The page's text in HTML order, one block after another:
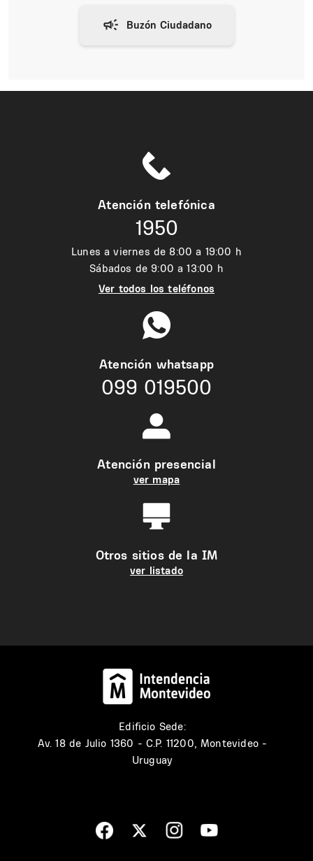
Atención telefónica
1950
Lunes a viernes de 8:00 a 19:00 h
Sábados de 9:00 a 13:00 h
Ver todos los teléfonos
Atención whatsapp
099 019500
Atención presencial
ver mapa
Otros sitios de la IM
ver listado
Edificio Sede:
Av. 18 de Julio 1360 - C.P. 11200, Montevideo -
Uruguay